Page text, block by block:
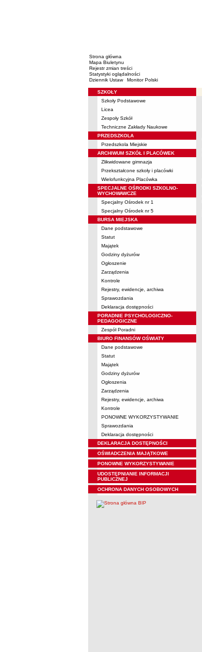
Strona główna
Mapa Biuletynu
Rejestr zmian treści
Statystyki oglądalności
Dziennik Ustaw
Monitor Polski
Menu
SZKOŁY
Szkoły Podstawowe
Licea
Zespoły Szkół
Techniczne Zakłady Naukowe
PRZEDSZKOLA
Przedszkola Miejskie
ARCHIWUM SZKÓŁ I PLACÓWEK
Zlikwidowane gimnazja
Przekształcone szkoły i placówki
Wielofunkcyjna Placówka
SPECJALNE OŚRODKI SZKOLNO-
WYCHOWAWCZE
Specjalny Ośrodek nr 1
Specjalny Ośrodek nr 5
BURSA MIEJSKA
Dane podstawowe
Statut
Majątek
Godziny dyżurów
Ogłoszenie
Zarządzenia
Kontrole
Rejestry, ewidencje, archiwa
Sprawozdania
Deklaracja dostępności
PORADNIE PSYCHOLOGICZNO-
PEDAGOGICZNE
Zespół Poradni
BIURO FINANSÓW OŚWIATY
Dane podstawowe
Statut
Majątek
Godziny dyżurów
Ogłoszenia
Zarządzenia
Rejestry, ewidencje, archiwa
Kontrole
PONOWNE WYKORZYSTYWANIE
Sprawozdania
Deklaracja dostępności
DEKLARACJA DOSTĘPNOŚCI
OŚWIADCZENIA MAJĄTKOWE
PONOWNE WYKORZYSTYWANIE
UDOSTĘPNIANIE INFORMACJI
PUBLICZNEJ
OCHRONA DANYCH OSOBOWYCH